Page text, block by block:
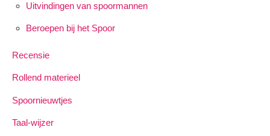
Uitvindingen van spoormannen
Beroepen bij het Spoor
Recensie
Rollend materieel
Spoornieuwtjes
Taal-wijzer